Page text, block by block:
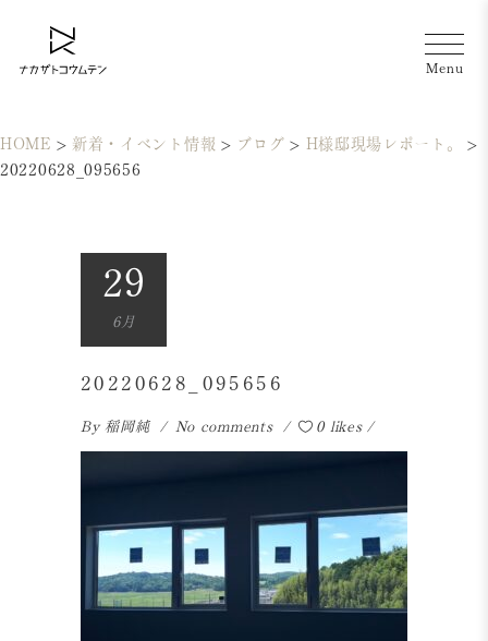
HOME > 新着・イベント情報 > ブログ > H様邸現場レポート。
>
20220628_095656
29
6月
20220628_095656
By稲岡純 No comments 0 likes